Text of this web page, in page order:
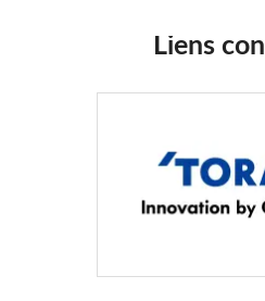
Liens